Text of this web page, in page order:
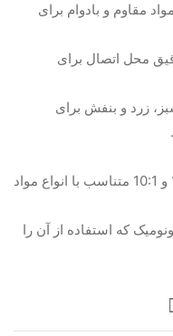
مقاوم و بادوام برای
محل اتصال برای
زرد و بنفش برای
تنوع سایز: عرضه در نسبت‌های 1:1 و 10:1 متناسب با انواع مواد
که استفاده از آن را